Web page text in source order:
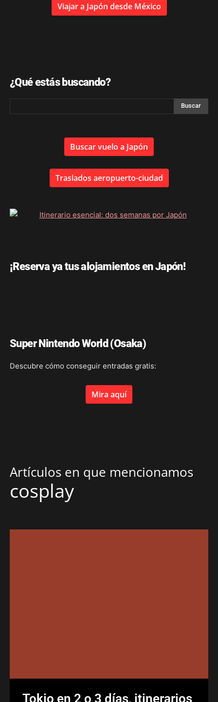
Viajar a Japón desde México
¿Qué estás buscando?
Buscar vuelo a Japón
Traslados aeropuerto-ciudad
¡Reserva ya tus alojamientos en Japón!
Super Nintendo World (Osaka)
Descubre cómo conseguir entradas gratis:
Mira aquí
Artículos en que mencionamos
cosplay
Tokio en 2 o 3 días, itinerarios